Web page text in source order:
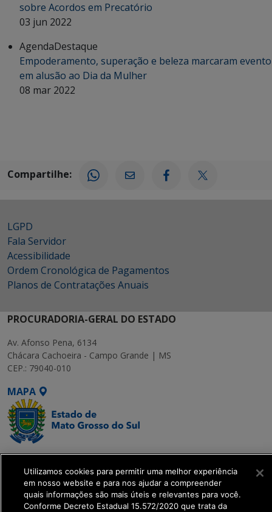
sobre Acordos em Precatório
03 jun 2022
AgendaDestaque
Empoderamento, superação e beleza marcaram evento
em alusão ao Dia da Mulher
08 mar 2022
Compartilhe:
LGPD
Fala Servidor
Acessibilidade
Ordem Cronológica de Pagamentos
Planos de Contratações Anuais
PROCURADORIA-GERAL DO ESTADO
Av. Afonso Pena, 6134
Chácara Cachoeira - Campo Grande | MS
CEP.: 79040-010
MAPA
SETDIG | Secretaria-
Executiva de
Transformação Digital
Utilizamos cookies para permitir uma melhor experiência
em nosso website e para nos ajudar a compreender
quais informações são mais úteis e relevantes para você.
Conforme Decreto Estadual 15.572/2020 que trata da